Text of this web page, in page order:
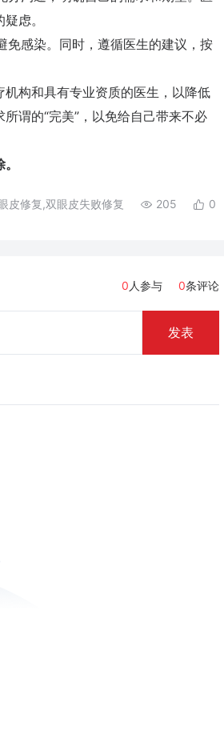
虑。
免感染。同时，遵循医生的建议，按
构和具有专业资质的医生，以降低
谓的“完美”，以免给自己带来不必
皮修复,双眼皮失败修复 205 0
0 人参与 0条评论
发表